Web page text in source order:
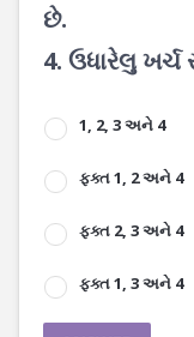
છે.
4. ઉધારેલુ
1, 2, 3 અને 4
ફક્ત 1, 2 અને 4
ફક્ત 2, 3 અને 4
ફક્ત 1, 3 અને 4